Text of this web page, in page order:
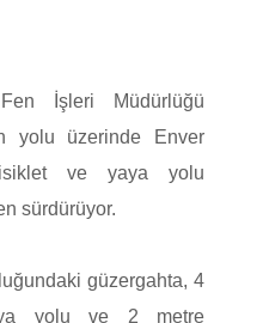
İşleri Müdürlüğü
yolu üzerinde Enver
ve yaya yolu
sürdürüyor.
güzergahta, 4
yolu ve 2 metre